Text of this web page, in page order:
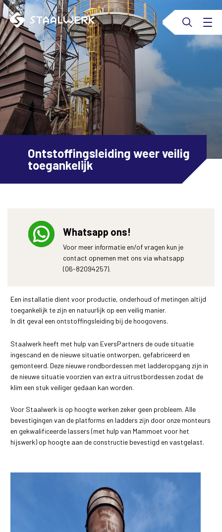
Ontstoffingsleiding weer veilig
toegankelijk
Whatsapp ons!
Voor meer informatie en/of vragen kun je
contact opnemen met ons via whatsapp
(06-82094257).
Een installatie dient voor productie, onderhoud of metingen altijd
toegankelijk te zijn en natuurlijk op een veilig manier.
In dit geval een ontstoffingsleiding bij de hoogovens.
Staalwerk heeft met hulp van EversPartners de oude situatie
ingescand en de nieuwe situatie ontworpen, gefabriceerd en
gemonteerd. Deze nieuwe rondbordessen met ladderopgang zijn in
de nieuwe situatie voorzien van extra uitrustbordessen zodat de
klim een stuk veiliger gedaan kan worden.
Voor Staalwerk is op hoogte werken zeker geen probleem. Alle
bevestigingen van de platforms en ladders zijn door onze monteurs
en gekwalificeerde lassers (met hulp van Mammoet voor het
hijswerk) op hoogte aan de constructie bevestigd en vastgelast.